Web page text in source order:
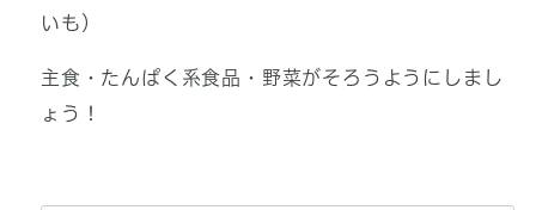
いも）
主食・たんぱく系食品・野菜がそろうようにしまし
ょう！